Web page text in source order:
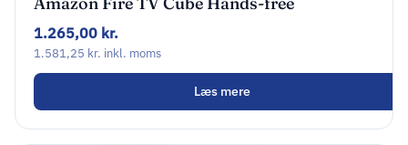
streaming device with Alexa
1.265,00 kr.
1.581,25 kr. inkl. moms
Læs mere